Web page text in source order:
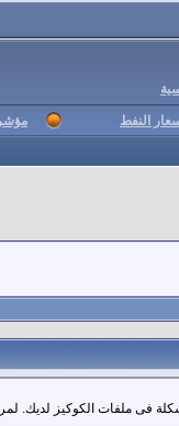
النفط
فى ملفات الكوكيز لديك.